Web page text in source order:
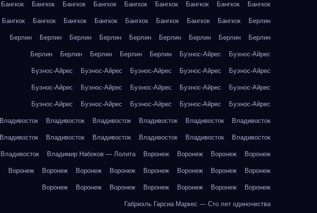
Бангкок Бангкок Бангкок Бангкок Бангкок Бангкок Бангкок Бангкок Бангкок
Бангкок Бангкок Бангкок Бангкок Бангкок Бангкок Бангкок Бангкок Берлин
Берлин Берлин Берлин Берлин Берлин Берлин Берлин Берлин Берлин
Берлин Берлин Берлин Берлин Берлин Буэнос-Айрес Буэнос-Айрес
Буэнос-Айрес Буэнос-Айрес Буэнос-Айрес Буэнос-Айрес Буэнос-Айрес
Буэнос-Айрес Буэнос-Айрес Буэнос-Айрес Буэнос-Айрес Буэнос-Айрес
Буэнос-Айрес Буэнос-Айрес Буэнос-Айрес Буэнос-Айрес Буэнос-Айрес
Владивосток Владивосток Владивосток Владивосток Владивосток Владивосток
Владивосток Владивосток Владивосток Владивосток Владивосток Владивосток
Владивосток Владимир Набоков — Лолита Воронеж Воронеж Воронеж Воронеж
Воронеж Воронеж Воронеж Воронеж Воронеж Воронеж Воронеж Воронеж
Воронеж Воронеж Воронеж Воронеж Воронеж Воронеж Воронеж
Габриэль Гарсиа Маркес — Сто лет одиночества